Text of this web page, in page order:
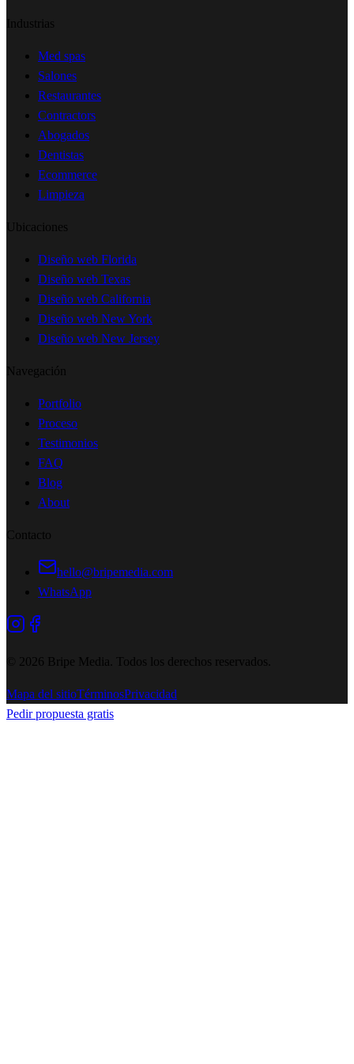
Industrias
Med spas
Salones
Restaurantes
Contractors
Abogados
Dentistas
Ecommerce
Limpieza
Ubicaciones
Diseño web Florida
Diseño web Texas
Diseño web California
Diseño web New York
Diseño web New Jersey
Navegación
Portfolio
Proceso
Testimonios
FAQ
Blog
About
Contacto
hello@bripemedia.com
WhatsApp
© 2026 Bripe Media. Todos los derechos reservados
Mapa del sitioTérminosPrivacidad
Pedir propuesta gratis